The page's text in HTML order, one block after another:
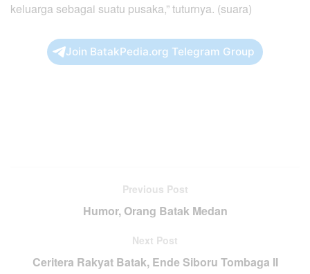
keluarga sebagai suatu pusaka,” tuturnya. (suara)
Join BatakPedia.org Telegram Group
Previous Post
Humor, Orang Batak Medan
Next Post
Ceritera Rakyat Batak, Ende Siboru Tombaga II